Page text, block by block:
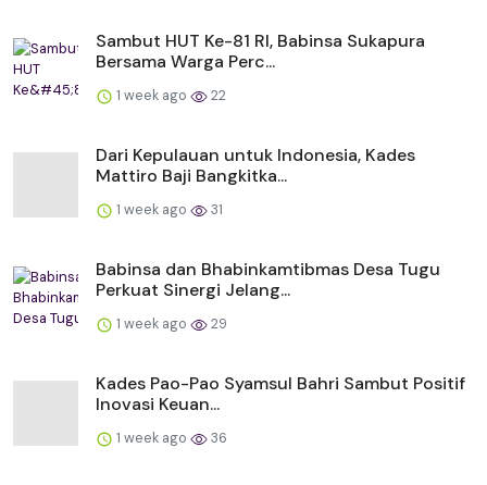
Sambut HUT Ke-81 RI, Babinsa Sukapura
Bersama Warga Perc...
1 week ago 22
Dari Kepulauan untuk Indonesia, Kades
Mattiro Baji Bangkitka...
1 week ago 31
Babinsa dan Bhabinkamtibmas Desa Tugu
Perkuat Sinergi Jelang...
1 week ago 29
Kades Pao-Pao Syamsul Bahri Sambut Positif
Inovasi Keuan...
1 week ago 36